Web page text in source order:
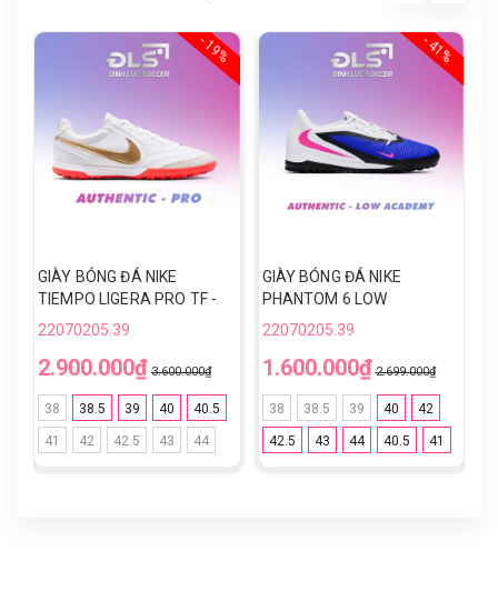
- 19%
GIÀY BÓNG ĐÁ NIKE
TIEMPO LIGERA PRO TF -
IB4477-101 - TRẮNG/
22070205.39
2.900.000₫ 3.600.000₫
38 38.5 39 40 40.5
41 42 42.5 43 44
- 41%
GIÀY BÓNG ĐÁ NIKE
PHANTOM 6 LOW
ACADEMY TF - HQ2325-
22070205.39
1.600.000₫ 2.699.000₫
38 38.5 39 40 42
42.5 43 44 40.5 41